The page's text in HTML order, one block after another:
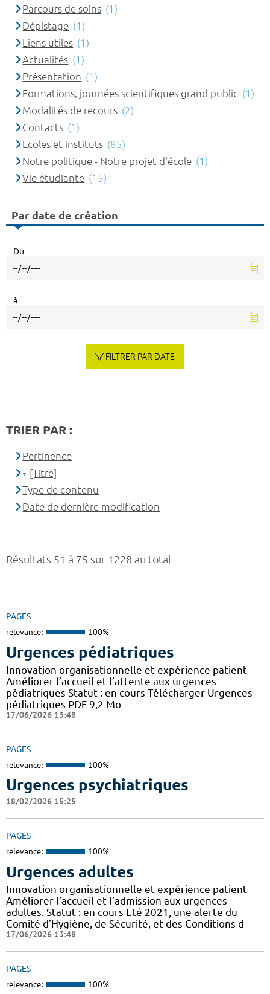
Résultats 51 à 75 sur 1228 au total
PAGES
relevance: 100%
Urgences pédiatriques
Innovation organisationnelle et expérience patient
Améliorer l’accueil et l’attente aux urgences
pédiatriques Statut : en cours Télécharger Urgences
pédiatriques PDF 9,2 Mo
17/06/2026 13:48
PAGES
relevance: 100%
Urgences psychiatriques
18/02/2026 15:25
PAGES
relevance: 100%
Urgences adultes
Innovation organisationnelle et expérience patient
Améliorer l’accueil et l’admission aux urgences
adultes. Statut : en cours Eté 2021, une alerte du
Comité d’Hygiène, de Sécurité, et des Conditions d
17/06/2026 13:48
PAGES
relevance: 100%
Parcours de soins (1)
Dépistage (1)
Liens utiles (1)
Actualités (1)
Présentation (1)
Formations, journées scientifiques grand public (1)
Modalités de recours (2)
Contacts (1)
Ecoles et instituts (85)
Notre politique - Notre projet d'école (1)
Vie étudiante (15)
Par date de création
Du
à
FILTRER PAR DATE
TRIER PAR :
Pertinence
[Titre]
Type de contenu
Date de dernière modification